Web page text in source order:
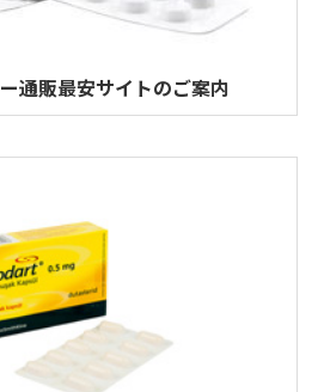
通販最安サイトのご案内